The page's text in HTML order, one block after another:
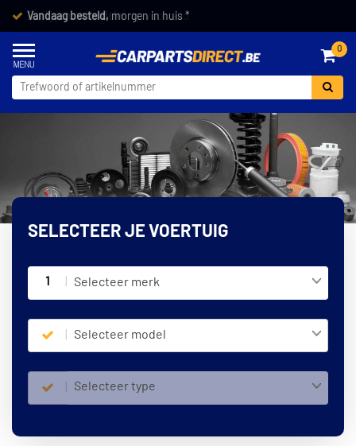
Vandaag besteld, morgen in huis *
0
SELECTEER JE VOERTUIG
1 Selecteer merk
Selecteer model
Selecteer type